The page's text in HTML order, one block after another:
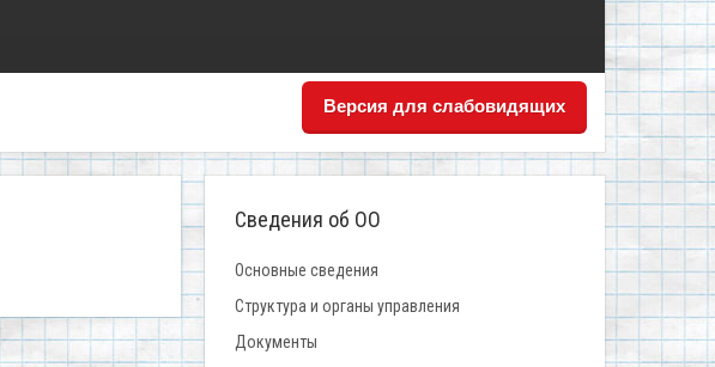
Версия для слабовидящих
Сведения об ОО
Основные сведения
Структура и органы управления
Документы